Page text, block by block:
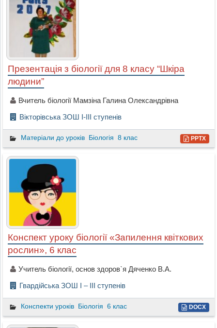
Презентація з біології для 8 класу “Шкіра
людини”
Вчитель біології Мамзіна Галина Олександрівна
Вікторівська ЗОШ І-ІІІ ступенів
Матеріали до уроків Біологія 8 клас PPTX
Конспект уроку біології «Запилення квіткових
рослин», 6 клас
Учитель біології, основ здоров`я Дяченко В.А.
Гвардійська ЗОШ І – ІІІ ступенів
Конспекти уроків Біологія 6 клас DOCX